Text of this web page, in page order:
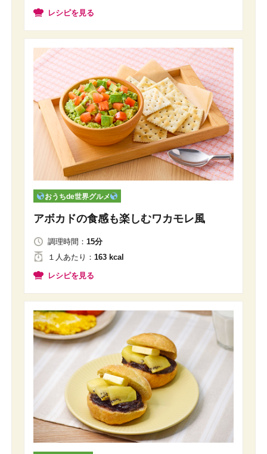
レシピを見る
おうちde世界グルメ
アボカドの食感も楽しむワカモレ風
調理時間： 15分
１人 あたり ： 163 kcal
レシピを見る